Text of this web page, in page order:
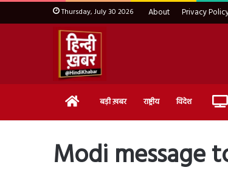
Thursday, July 30 2026 About Privacy
Home बड़ी ख़बर राष्ट्रीय विदेश
Modi message